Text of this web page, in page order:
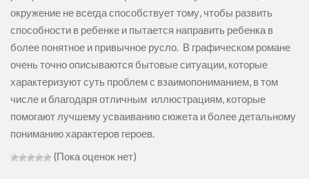
окружение не всегда способствует тому, чтобы развить
способности в ребенке и пытается направить ребенка в
более понятное и привычное русло. В графическом романе
очень точно описываются бытовые ситуации, которые
характеризуют суть проблем с взаимопониманием, в том
числе и благодаря отличным иллюстрациям, которые
помогают лучшему усваиванию сюжета и более детальному
пониманию характеров героев.
(Пока оценок нет)